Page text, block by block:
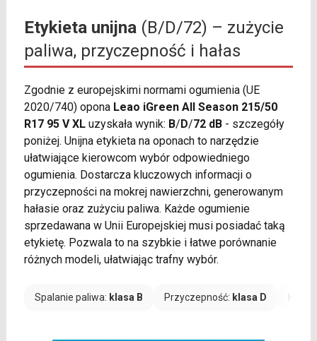
Etykieta unijna(B/D/72) – zużycie
paliwa, przyczepność i hałas
Zgodnie z europejskimi normami ogumienia (UE
2020/740) opona Leao iGreen All Season 215/50
R17 95 V XLuzyskała wynik: B/D/72 dB- szczegóły
poniżej. Unijna etykieta na oponach to narzędzie
ułatwiające kierowcom wybór odpowiedniego
ogumienia. Dostarcza kluczowych informacji o
przyczepności na mokrej nawierzchni, generowanym
hałasie oraz zużyciu paliwa. Każde ogumienie
sprzedawana w Unii Europejskiej musi posiadać taką
etykietę. Pozwala to na szybkie i łatwe porównanie
różnych modeli, ułatwiając trafny wybór.
Spalanie paliwa: klasa B Przyczepność: klasa D